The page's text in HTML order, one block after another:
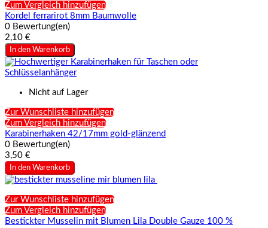
Zum Vergleich hinzufügen
Kordel ferrarirot 8mm Baumwolle
0 Bewertung(en)
2,10 €
In den Warenkorb
Nicht auf Lager
Zur Wunschliste hinzufügen
Zum Vergleich hinzufügen
Karabinerhaken 42/17mm gold-glänzend
0 Bewertung(en)
3,50 €
In den Warenkorb
Zur Wunschliste hinzufügen
Zum Vergleich hinzufügen
Bestickter Musselin mit Blumen Lila Double Gauze 100 %